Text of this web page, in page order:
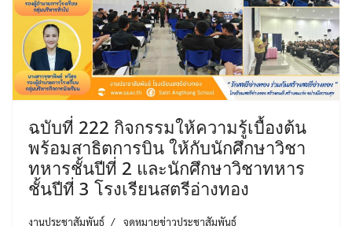
ฉบับที่ 222 กิจกรรมให้ความรู้เบื้องต้น
พร้อมสาธิตการบิน ให้กับนักศึกษาวิชา
ทหารชั้นปีที่ 2 และนักศึกษาวิชาทหาร
ชั้นปีที่ 3 โรงเรียนสตรีอ่างทอง
งานประชาสัมพันธ์ จดหมายข่าวประชาสัมพันธ์